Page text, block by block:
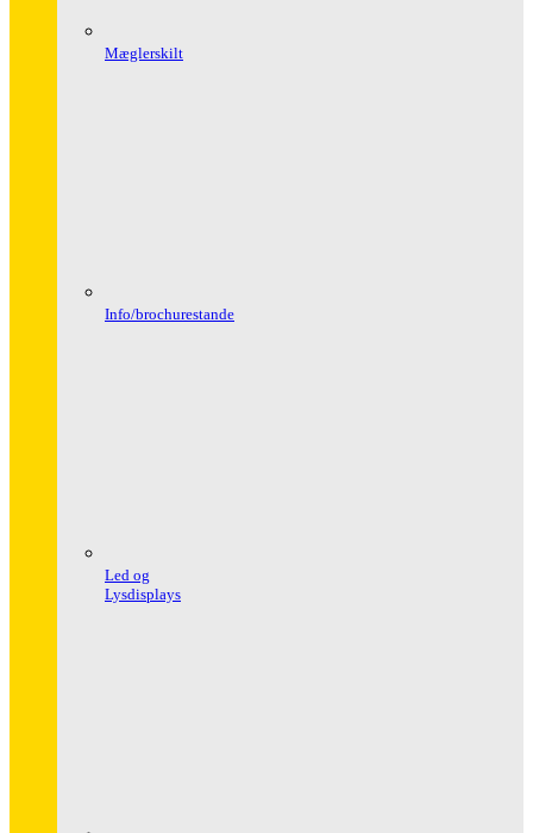
Mæglerskilt
Info/brochurestande
Led og
Lysdisplays